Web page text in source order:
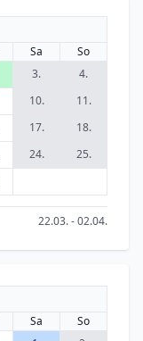
Sa
So
3.
4.
10.
11.
17.
18.
24.
25.
22.03. - 02.04.
Sa
So